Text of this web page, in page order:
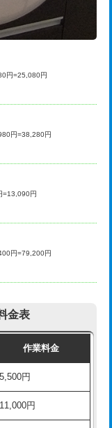
44,000円
55,000円
27,500円
38,500円
38,500円
22,000円
33,000円
16,500円+材料費
11,000円+材料費
13,200円
16,500円
16,500円
円=25,080円
円=38,280円
=13,090円
円=79,200円
金表
作業料金
5,500円
11,000円